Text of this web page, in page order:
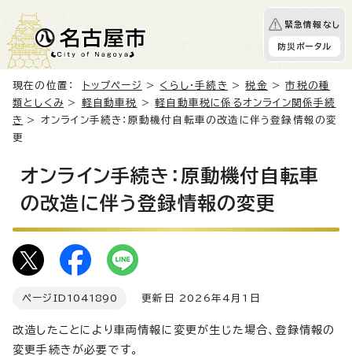
緊急情報なし
防災ポータル
現在の位置： トップページ > くらし・手続き >税金 >市税の種
類としくみ > 軽自動車税 >軽自動車税に係るオンライン関係手続
き > オンライン手続き：原動機付自転車の改造に伴う登録情報の変
更
オンライン手続き：原動機付自転車
の改造に伴う登録情報の変更
ページID 1041890 更新日 2026年4月1日
改造したことにより車両情報に変更が生じた場合、登録情報の
変更手続きが必要です。